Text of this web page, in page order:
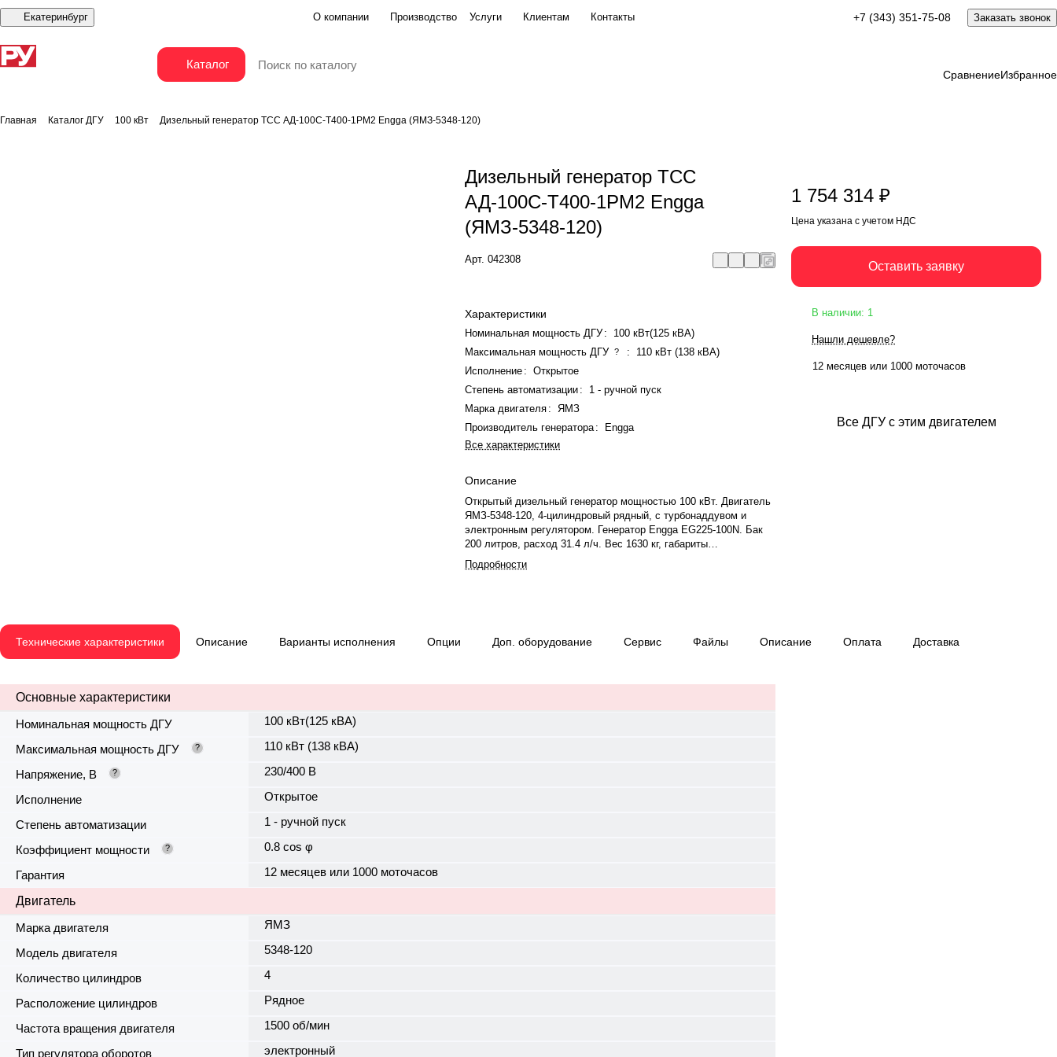
Екатеринбург О компании Производство Услуги Клиентам Контакты +7 (343) 351-75-08 Заказать звонок
Каталог
СравнениеИзбранное
Главная Каталог ДГУ 100 кВт Дизельный генератор ТСС АД-100С-Т400-1РМ2 Engga (ЯМЗ-5348-120)
Дизельный генератор ТСС
АД-100С-Т400-1РМ2 Engga
(ЯМЗ-5348-120)
Арт.042308
Дизельный генератор ТСС АД-100С-Т400-1РМ2 Engga (ЯМЗ-5348-120) Оставить заявку
Характеристики
Номинальная мощность ДГУ:
100 кВт(125 кВА)
Максимальная мощность ДГУ ? :
110 кВт (138 кВА)
Исполнение :
Открытое
Степень автоматизации :
1 - ручной пуск
Марка двигателя :
ЯМЗ
Производитель генератора:
Engga
Все характеристики
Описание
Открытый дизельный генератор мощностью 100 кВт. Двигатель
ЯМЗ-5348-120, 4-цилиндровый рядный, с турбонаддувом и
электронным регулятором. Генератор Engga EG225-100N. Бак
200 литров, расход 31.4 л/ч. Вес 1630 кг, габариты
2612×1200×1712 мм. Производство Россия-Китай.
Подробности
1 754 314 ₽
Цена указана с учетом НДС
Оставить заявку
В наличии: 1
Нашли дешевле?
12 месяцев или 1000 моточасов
Все ДГУ с этим двигателем
Технические характеристики Описание Варианты исполнения Опции Доп. оборудование Сервис Файлы Описание Оплата Доставка
Основные характеристики
Номинальная мощность ДГУ
100 кВт(125 кВА)
Максимальная мощность ДГУ ? 110 кВт (138 кВА)
Напряжение, В ? 230/400 В
Исполнение Открытое
Степень автоматизации 1 - ручной пуск
Коэффициент мощности ? 0.8 cos φ
Гарантия 12 месяцев или 1000 моточасов
Двигатель
Марка двигателя
ЯМЗ
Модель двигателя 5348-120
Количество цилиндров 4
Расположение цилиндров Рядное
Частота вращения двигателя 1500 об/мин
Тип регулятора оборотов электронный